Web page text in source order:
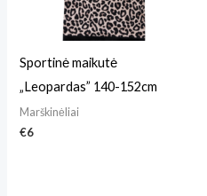
Sportinė maikutė
„Leopardas” 140-152cm
Marškinėliai
€6